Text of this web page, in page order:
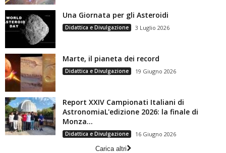
Una Giornata per gli Asteroidi
Didattica e Divulgazione 3 Luglio 2026
Marte, il pianeta dei record
Didattica e Divulgazione 19 Giugno 2026
Report XXIV Campionati Italiani di
AstronomiaL'edizione 2026: la finale di
Monza...
Didattica e Divulgazione
16 Giugno 2026
Carica altri